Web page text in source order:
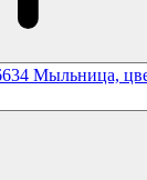
Мыльница,